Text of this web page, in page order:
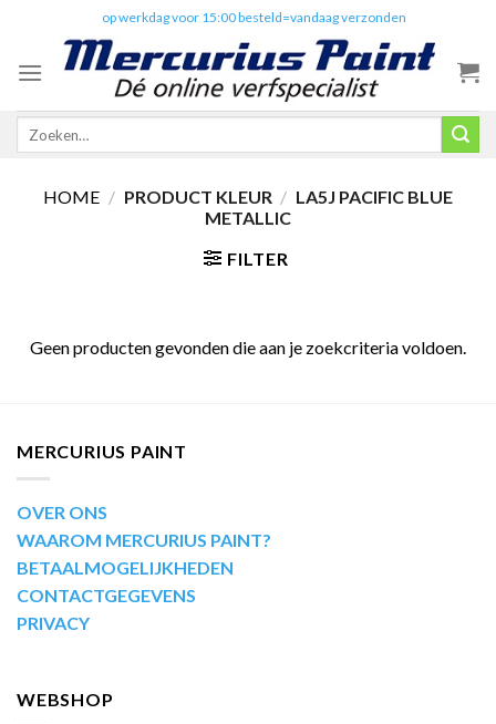
content
op werkdag voor 15:00 besteld=vandaag verzonden
Zoeken
HOME / PRODUCT KLEUR / LA5J PACIFIC BLUE
METALLIC
FILTER
Geen producten gevonden die aan je zoekcriteria voldoen.
MERCURIUS PAINT
OVER ONS
WAAROM MERCURIUS PAINT?
BETAALMOGELIJKHEDEN
CONTACTGEGEVENS
PRIVACY
WEBSHOP